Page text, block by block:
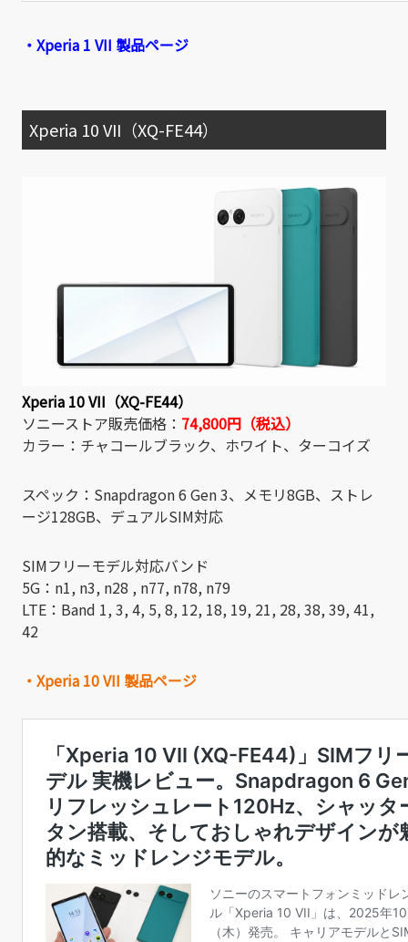
・Xperia 1 VII 製品ページ
Xperia 10 VII（XQ-FE44）
Xperia 10 VII（XQ-FE44）
ソニーストア販売価格： 74,800円（税込）
カラー：チャコールブラック、ホワイト、ターコイズ
スペック：Snapdragon 6 Gen 3、メモリ8GB、ストレ
ージ128GB、デュアルSIM対応
SIMフリーモデル対応バンド
5G：n1, n3, n28 , n77, n78, n79
LTE：Band 1, 3, 4, 5, 8, 12, 18, 19, 21, 28, 38, 39, 41,
42
・Xperia 10 VII 製品ページ